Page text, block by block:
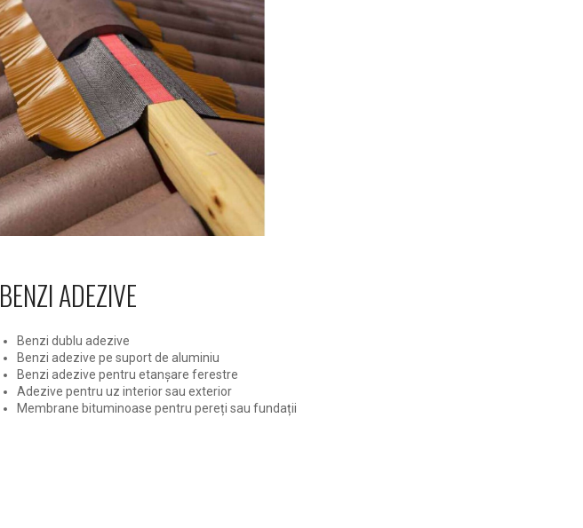
BENZI ADEZIVE
Benzi dublu adezive
Benzi adezive pe suport de aluminiu
Benzi adezive pentru etanșare ferestre
Adezive pentru uz interior sau exterior
Membrane bituminoase pentru pereți sau fundații